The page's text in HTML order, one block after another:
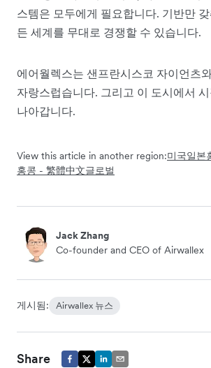
스템은 모두에게 필요합니다. 기반만
든 세계를 무대로 경쟁할 수 있습니다.
에어월렉스는 샌프란시스코 자이언츠
자랑스럽습니다. 그리고 이 도시에서
나아갑니다.
View this article in another region:미국일본
홍콩 - 繁體中文글로벌
Jack Zhang
Co-founder and CEO of Airwallex
게시됨: Airwallex 뉴스
Share